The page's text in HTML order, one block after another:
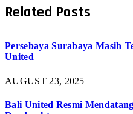
Related Posts
Persebaya Surabaya Masih
United
AUGUST 23, 2025
Bali United Resmi